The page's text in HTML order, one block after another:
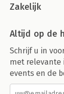
Zakelijk
Altijd op de
Schrijf u in
met relevante
events en de